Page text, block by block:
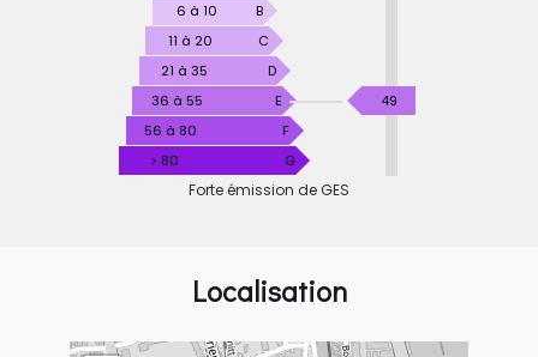
EFFET
SERRE
6 à 10
B
11 à 20
C
21 à 35
D
36 à 55
E
56 à 80
F
> 80
G
49KgéqCO2
Forte émission de GES
Localisation